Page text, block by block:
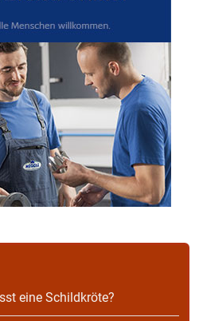
eine Schildkröte?